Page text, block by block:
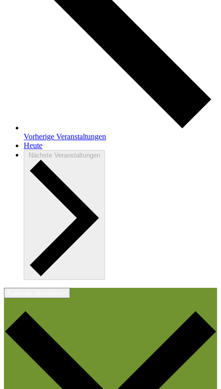
Vorherige Veranstaltungen
Heute
Nächste Veranstaltungen